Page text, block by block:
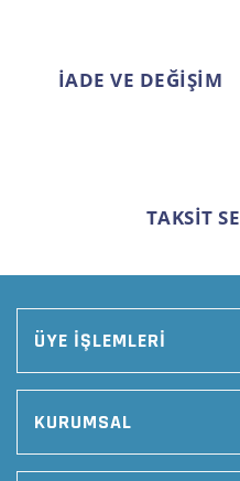
İADE VE DEĞİŞİM
TAKSİT
ÜYE İŞLEMLERİ
KURUMSAL